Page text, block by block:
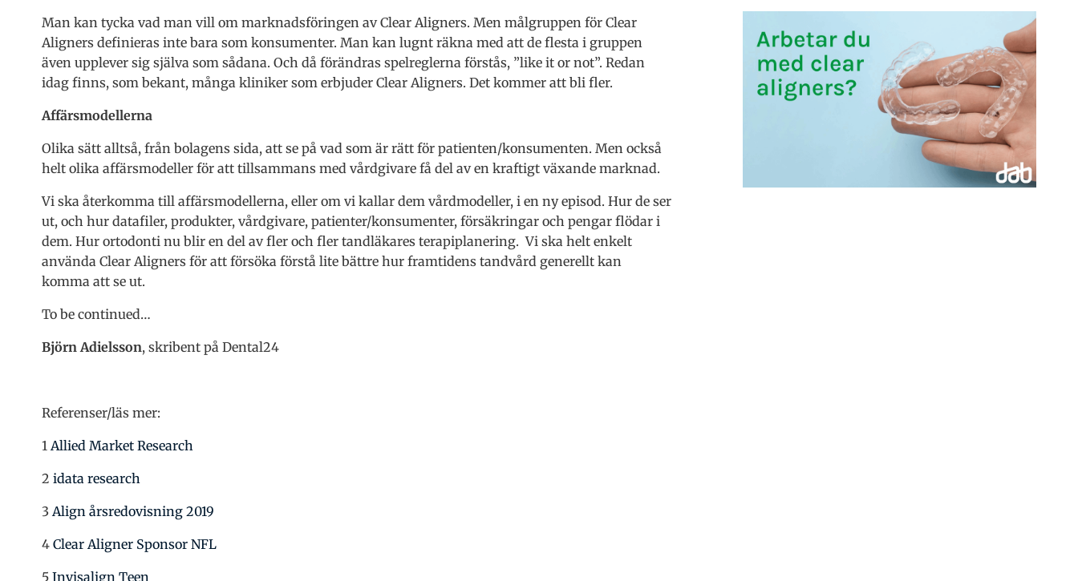
Man kan tycka vad man vill om marknadsföringen av Clear Aligners. Men målgruppen för Clear
Aligners definieras inte bara som konsumenter. Man kan lugnt räkna med att de flesta i gruppen
även upplever sig själva som sådana. Och då förändras spelreglerna förstås, ”like it or not”. Redan
idag finns, som bekant, många kliniker som erbjuder Clear Aligners. Det kommer att bli fler.
Affärsmodellerna
Olika sätt alltså, från bolagens sida, att se på vad som är rätt för patienten/konsumenten. Men också
helt olika affärsmodeller för att tillsammans med vårdgivare få del av en kraftigt växande marknad.
Vi ska återkomma till affärsmodellerna, eller om vi kallar dem vårdmodeller, i en ny episod. Hur de ser
ut, och hur datafiler, produkter, vårdgivare, patienter/konsumenter, försäkringar och pengar flödar i
dem. Hur ortodonti nu blir en del av fler och fler tandläkares terapiplanering. Vi ska helt enkelt
använda Clear Aligners för att försöka förstå lite bättre hur framtidens tandvård generellt kan
komma att se ut.
To be continued…
Björn Adielsson, skribent på Dental24
Referenser/läs mer:
1 Allied Market Research
2 idata research
3 Align årsredovisning 2019
4 Clear Aligner Sponsor NFL
5 Invisalign Teen